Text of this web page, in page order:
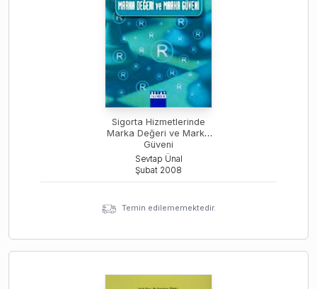
Sigorta Hizmetlerinde
Marka Değeri ve Marka
Güveni
Sevtap Ünal
Şubat 2008
Temin edilememektedir.